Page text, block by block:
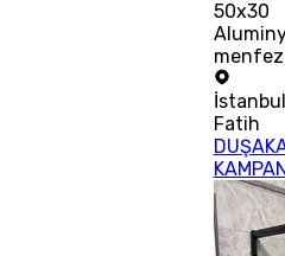
50x30
menfez
İstanbul
Fatih